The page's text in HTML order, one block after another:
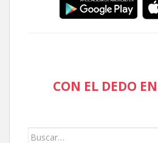
CON EL DEDO
Buscar: